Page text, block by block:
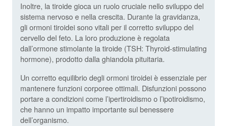
Inoltre, la tiroide gioca un ruolo cruciale nello sviluppo del
sistema nervoso e nella crescita. Durante la gravidanza,
gli ormoni tiroidei sono vitali per il corretto sviluppo del
cervello del feto. La loro produzione è regolata
dall’ormone stimolante la tiroide (TSH: Thyroid-stimulating
hormone), prodotto dalla ghiandola pituitaria.
Un corretto equilibrio degli ormoni tiroidei è essenziale per
mantenere funzioni corporee ottimali. Disfunzioni possono
portare a condizioni come l’ipertiroidismo o l’ipotiroidismo,
che hanno un impatto importante sul benessere
dell’organismo.